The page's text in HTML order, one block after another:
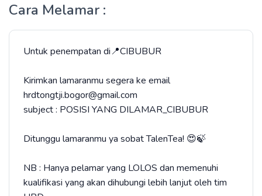
Cara Melamar :
Untuk penempatan di📍CIBUBUR
Kirimkan lamaranmu segera ke email
hrdtongtji.bogor@gmail.com
subject : POSISI YANG DILAMAR_CIBUBUR
Ditunggu lamaranmu ya sobat TalenTea! 😍🍃
NB : Hanya pelamar yang LOLOS dan memenuhi
kualifikasi yang akan dihubungi lebih lanjut oleh tim